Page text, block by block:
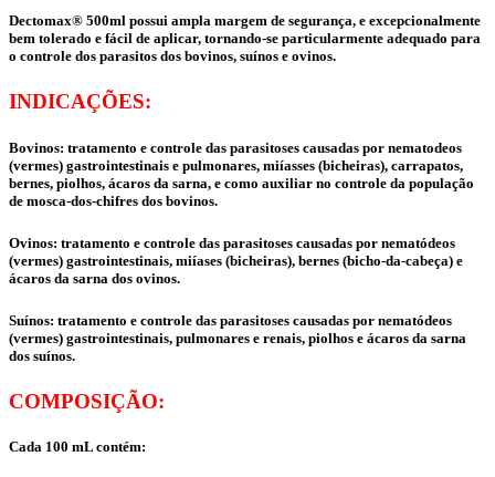
Dectomax® 500ml possui ampla margem de segurança, e excepcionalmente
bem tolerado e fácil de aplicar, tornando-se particularmente adequado para
o controle dos parasitos dos bovinos, suínos e ovinos.
INDICAÇÕES:
Bovinos: tratamento e controle das parasitoses causadas por nematodeos
(vermes) gastrointestinais e pulmonares, miíasses (bicheiras), carrapatos,
bernes, piolhos, ácaros da sarna, e como auxiliar no controle da população
de mosca-dos-chifres dos bovinos.
Ovinos: tratamento e controle das parasitoses causadas por nematódeos
(vermes) gastrointestinais, miíases (bicheiras), bernes (bicho-da-cabeça) e
ácaros da sarna dos ovinos.
Suínos: tratamento e controle das parasitoses causadas por nematódeos
(vermes) gastrointestinais, pulmonares e renais, piolhos e ácaros da sarna
dos suínos.
COMPOSIÇÃO:
Cada 100 mL contém: